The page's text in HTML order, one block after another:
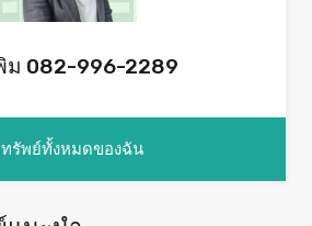
082-996-2289
รัพย์ทั้งหมดของฉัน